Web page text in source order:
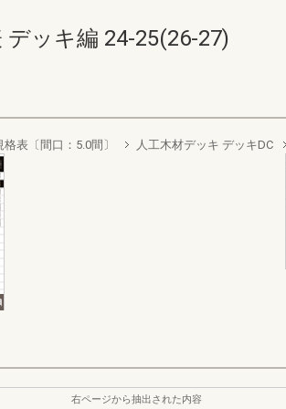
デッキ編 24-25(26-27)
格表〔間口：5.0間〕 人工木材デッキ デッキDC
右ページから抽出された内容